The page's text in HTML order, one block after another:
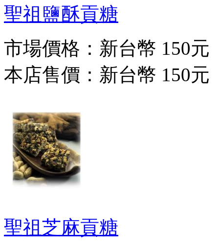
聖祖鹽酥貢糖
市場價格： 新台幣 150元
本店售價： 新台幣 150元
聖祖芝麻貢糖